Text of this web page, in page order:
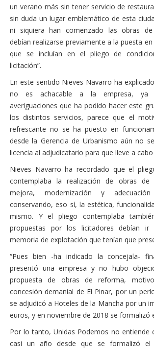
un verano más sin tener servicio de
sin duda un lugar emblemático de esta
ni siquiera han comenzado las obras de
debían realizarse previamente a la puesta
que se incluían en el pliego de
licitación”.
En este sentido Nieves Navarro ha
no es achacable a la empresa, ya
averiguaciones que ha podido hacer este
los distintos servicios, parece que el
refrescante no se ha puesto en
desde la Gerencia de Urbanismo aún no
licencia al adjudicatario para que lleve a
Nieves Navarro ha recordado que el
contemplaba la realización de obras
mejora, modernización y
conservando, eso sí, la estética,
mismo. Y el pliego contemplaba
propuestas por los licitadores debían ir
memoria de explotación que tenían que
“Pues bien -ha indicado la concejala-
presentó una empresa y no hubo
propuesta de obras de reforma,
concesión demanial de El Pinar, por un
se adjudicó a Hoteles de la Mancha por un
euros, y en noviembre de 2018 se formalizó
Por lo tanto, Unidas Podemos no entiende
casi un año desde que se formalizó